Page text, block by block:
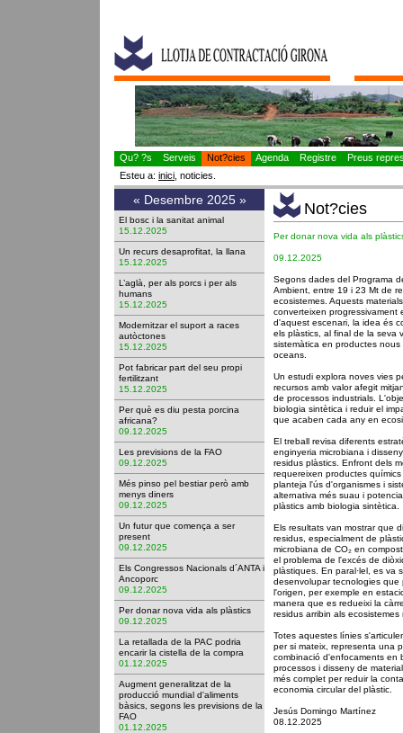
Qu? ?s Serveis Not?cies Agenda Registre
Preus
Esteu a: inici , noticies.
« Desembre 2025 »
El bosc i la sanitat animal
15.12.2025
Un recurs desaprofitat, la llana
15.12.2025
L’aglà, per als porcs i per als
humans
15.12.2025
Modernitzar el suport a races
autòctones
15.12.2025
Pot fabricar part del seu propi
fertilitzant
15.12.2025
Per què es diu pesta porcina
africana?
09.12.2025
Les previsions de la FAO
09.12.2025
Més pinso pel bestiar però amb
menys diners
09.12.2025
Un futur que comença a ser
present
09.12.2025
Els Congressos Nacionals d´ANTA i
Ancoporc
09.12.2025
Per donar nova vida als plàstics
09.12.2025
La retallada de la PAC podria
encarir la cistella de la compra
01.12.2025
Augment generalitzat de la
producció mundial d'aliments
bàsics, segons les previsions de la
FAO
01.12.2025
Not?cies
Per donar nova vida als
09.12.2025
Segons dades del Programa
Ambient, entre 19 i 23 Mt de
ecosistemes. Aquests
converteixen progressivament
d'aquest escenari, la idea és
els plàstics, al final de la seva
sistemàtica en productes
oceans.
Un estudi explora noves vies
recursos amb valor afegit
de processos industrials.
biologia sintètica i reduir el
que acaben cada any en
El treball revisa diferents
enginyeria microbiana i
residus plàstics. Enfront dels
requereixen productes
planteja l'ús d'organismes i
alternativa més suau i
plàstics amb biologia sintètica.
Els resultats van mostrar que
residus, especialment de
microbiana de CO₂ en
el problema de l'excés de
plàstiques. En paral·lel, es va
desenvolupar tecnologies que
l'origen, per exemple en
manera que es redueixi la
residus arribin als ecosistemes
Totes aquestes línies
per si mateix, representa una
combinació d'enfocaments en
processos i disseny de
més complet per reduir la
economia circular del plàstic.
Jesús Domingo Martínez
08.12.2025